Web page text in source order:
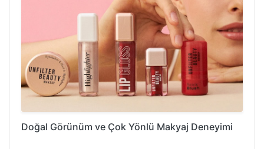
Doğal Görünüm ve Çok Yönlü Makyaj Deneyimi